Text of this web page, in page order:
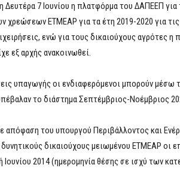
Δευτέρα 7 Ιουνίου η πλατφόρμα του ΔΑΠΕΕΠ
χρεώσεων ΕΤΜΕΑΡ για τα έτη 2019-2020 για τις
ενώ για τους δικαιούχους αγρότες η
εξ αρχής ανακοινωθεί.
υπαγωγής οι ενδιαφερόμενοι μπορούν μέσω
το διάστημα Σεπτέμβριος-Νοέμβριος
απόφαση του υπουργού Περιβάλλοντος και
δικαιούχους μειωμένου ΕΤΜΕΑΡ οι
Ιουνίου 2014 (ημερομηνία θέσης σε ισχύ των